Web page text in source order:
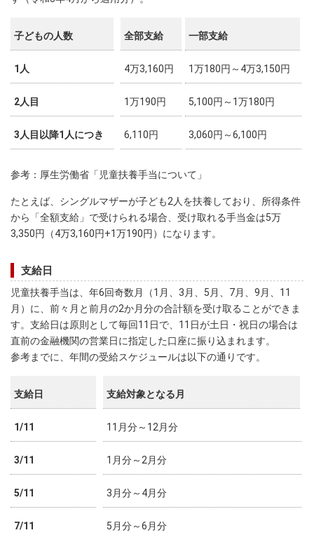
子どもの人数 全部支給 一部支給
1人 4万3,160円 1万180円～4万3,150円
2人目 1万190円 5,100円～1万180円
3人目以降1人につき 6,110円 3,060円～6,100円
参考：厚生労働省「児童扶養手当について」
たとえば、シングルマザーが子ども2人を扶養しており、所得条件
から「全額支給」で受けられる場合、受け取れる手当金は5万
3,350円（4万3,160円+1万190円）になります。
支給日
児童扶養手当は、年6回奇数月（1月、3月、5月、7月、9月、11
月）に、前々月と前月の2か月分の合計額を受け取ることができま
す。支給日は原則として毎回11日で、11日が土日・祝日の場合は
直前の金融機関の営業日に指定した口座に振り込まれます。
参考までに、年間の受給スケジュールは以下の通りです。
支給日 支給対象となる月
1/11 11月分～12月分
3/11 1月分～2月分
5/11 3月分～4月分
7/11 5月分～6月分